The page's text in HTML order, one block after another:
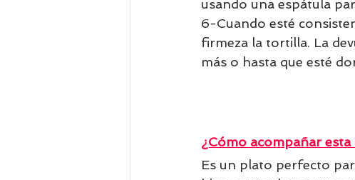
usando una espátula
6-Cuando esté
firmeza la tortilla. La
más o hasta que esté
¿Cómo acompañar esta
Es un plato perfecto